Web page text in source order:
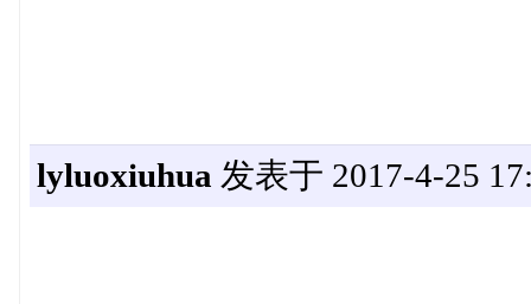
lyluoxiuhua 发表于 2017-4-25